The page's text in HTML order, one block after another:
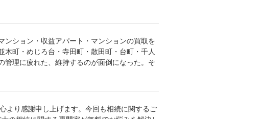
ンション・収益アパート・マンションの買取を
町・めじろ台・寺田町・散田町・台町・千人
管理に疲れた、維持するのが面倒になった。そ
より感謝申し上げます。今回も相続に関するご